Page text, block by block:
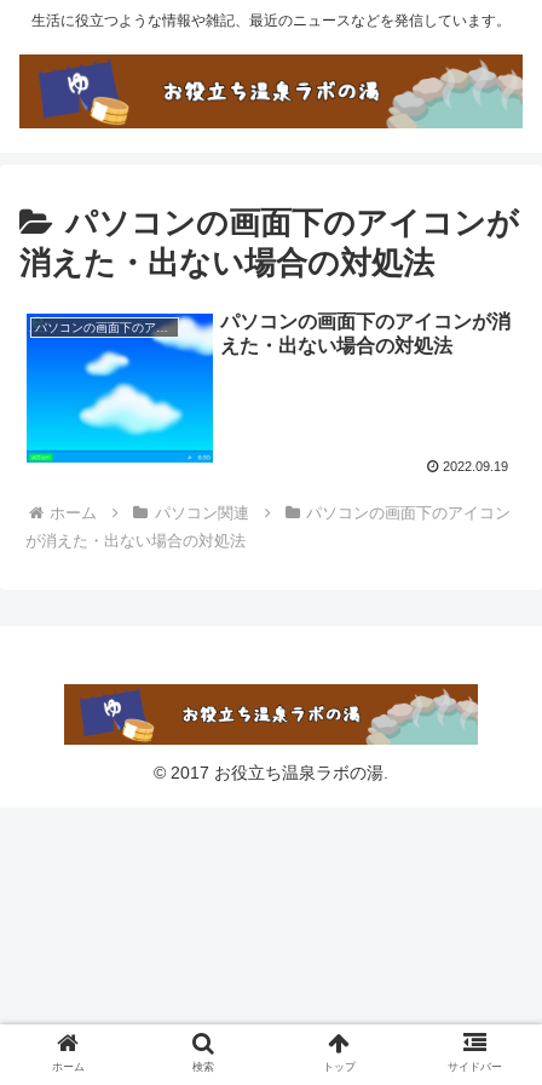
生活に役立つような情報や雑記、最近のニュースなどを発信しています。
パソコンの画面下のアイコンが
消えた・出ない場合の対処法
パソコンの画面下のアイコンが消えた・出ない場合の対処法
パソコンの画面下のアイコンが消
えた・出ない場合の対処法
2022.09.19
ホーム パソコン関連
パソコンの画面下のアイコン
が消えた・出ない場合の対処法
© 2017 お役立ち温泉ラボの湯.
ホーム 検索 トップ サイドバー